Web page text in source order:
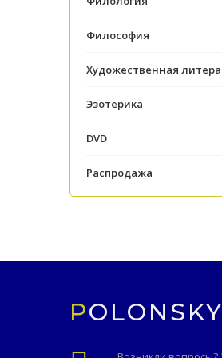
Философия
Художественная
Эзотерика
DVD
Распродажа